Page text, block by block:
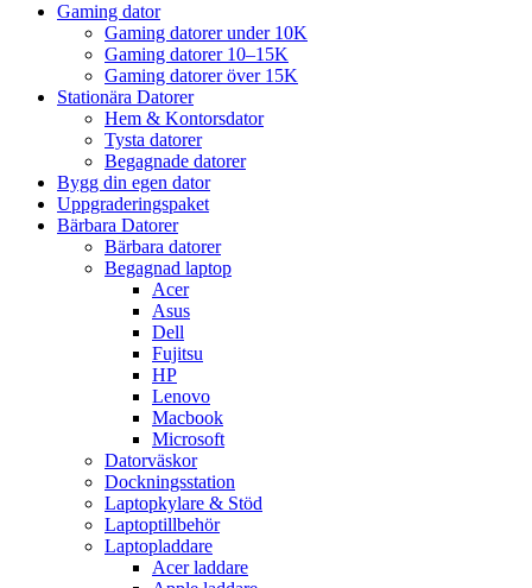
Gaming dator
Gaming datorer under 10K
Gaming datorer 10–15K
Gaming datorer över 15K
Stationära Datorer
Hem & Kontorsdator
Tysta datorer
Begagnade datorer
Bygg din egen dator
Uppgraderingspaket
Bärbara Datorer
Bärbara datorer
Begagnad laptop
Acer
Asus
Dell
Fujitsu
HP
Lenovo
Macbook
Microsoft
Datorväskor
Dockningsstation
Laptopkylare & Stöd
Laptoptillbehör
Laptopladdare
Acer laddare